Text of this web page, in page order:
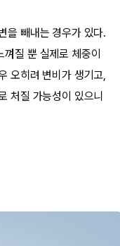
을 빼내는 경우가 있다.
질 뿐 실제로 체중이
오히려 변비가 생기고,
처질 가능성이 있으니